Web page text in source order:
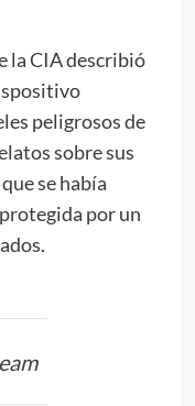
la CIA describió
peligrosos de
sobre sus
se había
por un